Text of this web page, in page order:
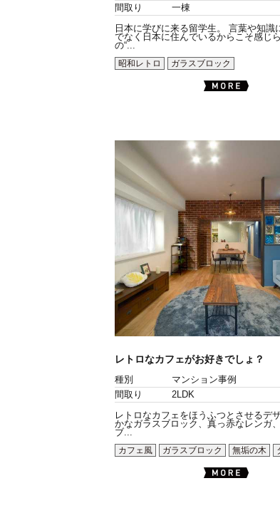
間取り
一棟
日本に学びに来る留学生。 言葉や知識
でなく日本に住んでいるからこそ感じ
の“...
昭和レトロ
ガラスブロック
レトロなカフェがお好きでしょ？
種別
マンション事例
間取り
2LDK
レトロなカフェをほうふつとさせるデ
かなガラスブロック、真っ赤なレンガ
ブ...
カフェ風
ガラスブロック 無垢の木